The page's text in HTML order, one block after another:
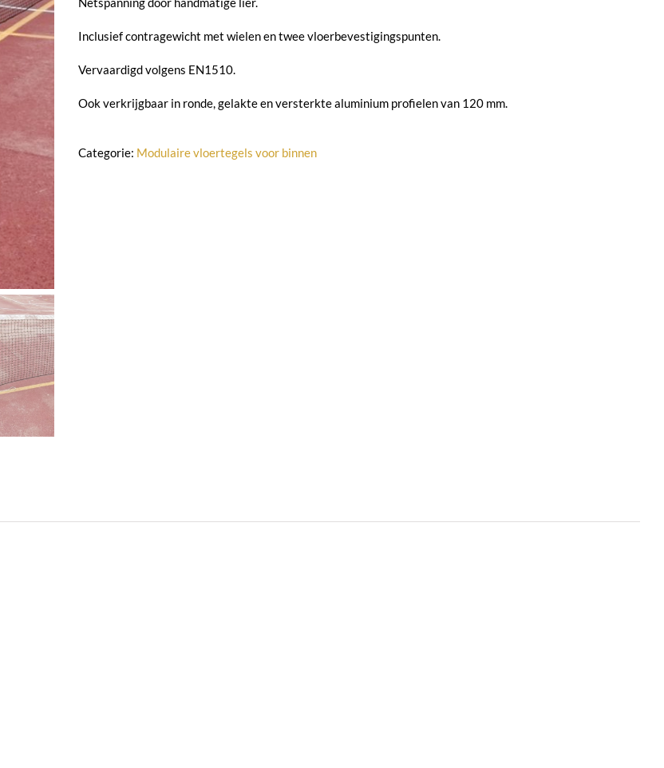
Inclusief contragewicht met wielen en twee vloerbevestigingspunten.
Vervaardigd volgens EN1510.
Ook verkrijgbaar in ronde, gelakte en versterkte aluminium profielen van 120 mm.
Categorie: Modulaire vloertegels voor binnen